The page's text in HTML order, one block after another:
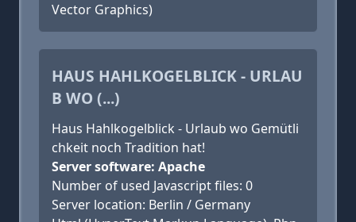
Vector Graphics)
HAUS HAHLKOGELBLICK - URLAU
B WO (...)
Haus Hahlkogelblick - Urlaub wo Gemütli
chkeit noch Tradition hat!
Server software: Apache
Number of used Javascript files: 0
Server location: Berlin / Germany